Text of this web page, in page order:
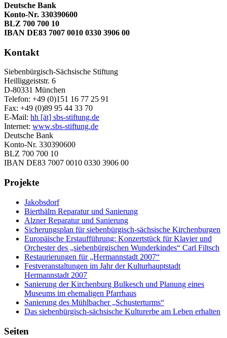
Deutsche Bank
Konto-Nr. 330390600
BLZ 700 700 10
IBAN DE83 7007 0010 0330 3906 00
Kontakt
Siebenbürgisch-Sächsische Stiftung
Heilliggeiststr. 6
D-80331 München
Telefon: +49 (0)151 16 77 25 91
Fax: +49 (0)89 95 44 33 70
E-Mail: hh [ät] sbs-stiftung.de
Internet: www.sbs-stiftung.de
Deutsche Bank
Konto-Nr. 330390600
BLZ 700 700 10
IBAN DE83 7007 0010 0330 3906 00
Projekte
Jakobsdorf
Bierthälm Reparatur und Sanierung
Alzner Reparatur und Sanierung
Sicherungsplan für siebenbürgisch-sächsische Kirchenburgen
Europäische Erstaufführung: Konzertstück für Klavier und
Orchester des „siebenbürgischen Wunderkindes“ Carl Filtsch
Restaurierungen für „Hermannstadt 2007“
Festveranstaltungen im Jahr der Kulturhauptstadt
Hermannstadt 2007
Sanierung der Kirchenburg Bulkesch und Planung eines
Museums im ehemaligen Pfarrhaus
Sanierung des Mühlbacher „Schusterturms“
Das siebenbürgisch-sächsische Kulturerbe am Leben erhalten
Seiten